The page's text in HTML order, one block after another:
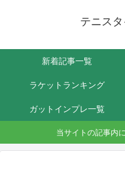
テニス
新着記事一覧
ラケットランキング
ガットインプレ一覧
当サイトの記事内